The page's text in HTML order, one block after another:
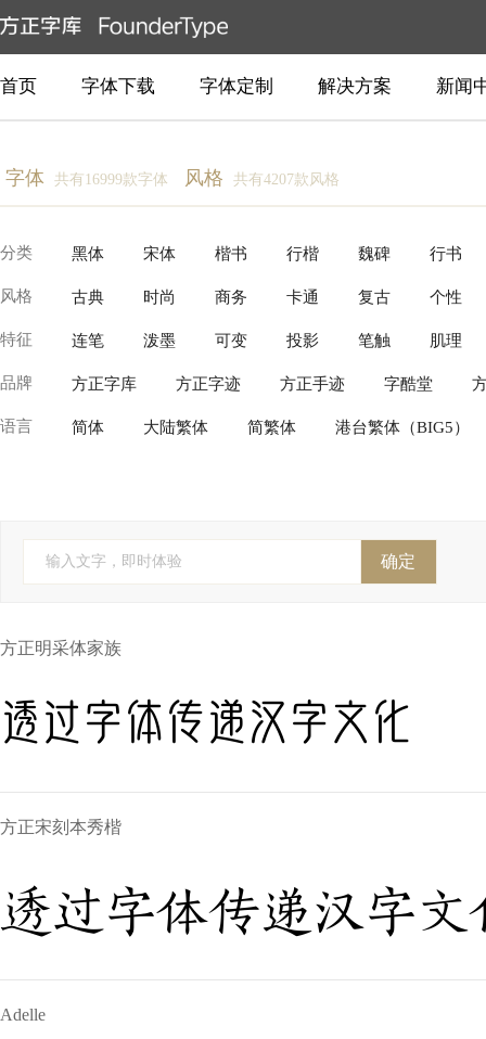
首页 字体下载 字体定制 解决方案 新闻
字体 共有16999款字体 风格 共有4207款风格
分类 黑体 宋体 楷书 行楷 魏碑 行书
创意书写 常规书写·毛笔 常规书写·硬笔 衬
风格 古典 时尚 商务 卡通 复古 个性
柔美 温暖 近代 动感 豪放 新中式
特征 连笔 泼墨 可变 投影 笔触 肌理
逆反差 具象装饰 故障变形 有机流动
品牌 方正字库 方正字迹 方正手迹 字酷堂
Production Type Fontworks Linotype(Monotype)
株式会社视觉设计研究所 株式会社 視覚デザイン研
语言 简体 大陆繁体 简繁体 港台繁体（BIG5）
全球字
输入文字，即时体验 确定
方正明采体家族
透过字体传递汉字文化
方正宋刻本秀楷
透过字体传递汉字文
Adelle